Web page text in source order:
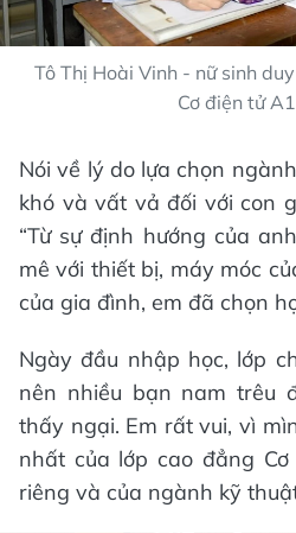
Tô Thị Hoài Vinh - nữ sinh
Cơ điện tử
Nói về lý do lựa chọn
khó và vất vả đối với con
“Từ sự định hướng của
mê với thiết bị, máy móc
của gia đình, em đã chọn
Ngày đầu nhập học, lớp
nên nhiều bạn nam trêu
thấy ngại. Em rất vui, vì
nhất của lớp cao đẳng
riêng và của ngành kỹ